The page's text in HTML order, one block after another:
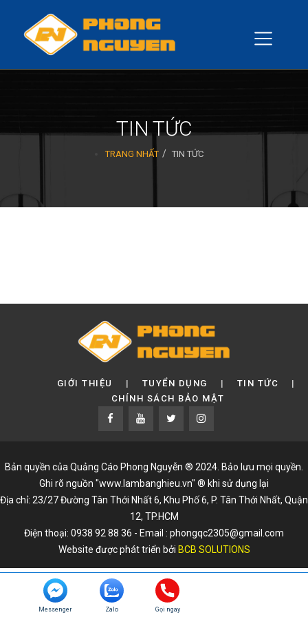
TIN TỨC
TRANG NHẤT TIN TỨC
GIỚI THIỆU TUYỂN DỤNG
TIN TỨC
CHÍNH SÁCH BẢO MẬT
Bản quyền của Quảng Cáo Phong Nguyễn ® 2024. Bảo lưu mọi quyền.
Ghi rõ nguồn "www.lambanghieu.vn" ® khi sử dụng lại
Địa chỉ: 23/27 Đường Tân Thới Nhất 6, Khu Phố 6, P. Tân Thới Nhất, Quận
12, TP.HCM
Điện thoại: 0938 92 88 36 - Email : phongqc2305@gmail.com
Website được phát triển bởi BCB SOLUTIONS
Messenger Zalo Gọi ngay